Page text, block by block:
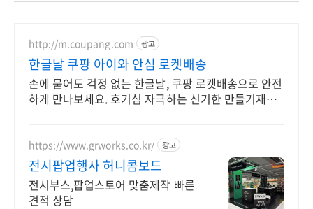
http://m.coupang.com 광고
한글날 쿠팡 아이와 안심 로켓배송
손에 묻어도 걱정 없는 한글날, 쿠팡 로켓배송으로 안전
하게 만나보세요. 호기심 자극하는 신기한 만들기재료,
https://www.grworks.co.kr/ 광고
전시팝업행사 허니콤보드
전시부스,팝업스토어 맞춤제작 빠른
견적 상담